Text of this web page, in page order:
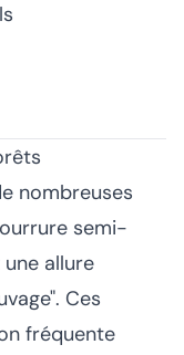
nombreuses
semi-
allure
Ces
fréquente